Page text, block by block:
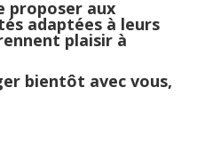
proposer aux
adaptées à leurs
plaisir à
bientôt avec vous,